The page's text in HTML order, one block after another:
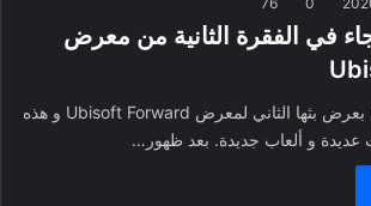
في الفقرة الثانية من معرض
قامت شركة Ubisoft بعرض بثها الثاني لمعرض Ubisoft Forward و هذه
عديدة و ألعاب جديدة. بعد ظهور…